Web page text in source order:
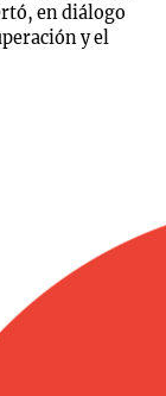
en diálogo
y el